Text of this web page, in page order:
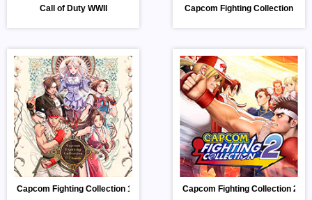
Call of Duty WWII Capcom Fighting Collection
Capcom Fighting Collection 1+2 Capcom Fighting Collection 2